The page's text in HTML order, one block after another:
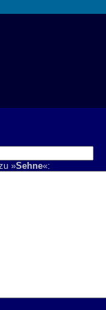
»Sehne«: